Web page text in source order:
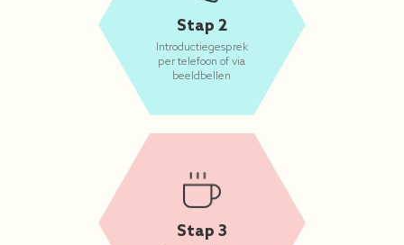
Stap 2
Introductiegesprek
per telefoon of via
beeldbellen
Stap 3